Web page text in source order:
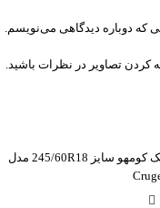
که دوباره دیدگاهی می‌نویسم.
کردن تصاویر در نظرات باشید.